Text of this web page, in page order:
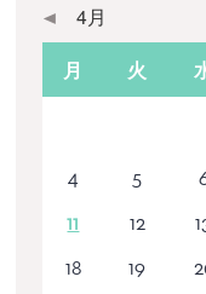
月 火
4月
4
5
11
12
18
19